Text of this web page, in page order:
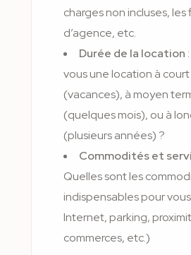
charges non incluses, les
d’agence, etc.
Durée de la location
vous une location à
(vacances), à moyen
(quelques mois), ou à
(plusieurs années) ?
Commodités et
Quelles sont les
indispensables pour
Internet, parking,
commerces, etc.)